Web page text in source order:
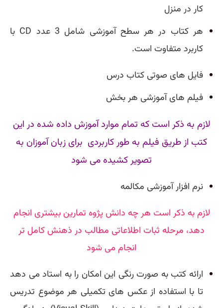
کار در منزل
هر کتاب در هر سطح آموزشی شامل 3 عدد CD با
کاربرد متفاوت است.
فایل های صوتی کتاب درس
فیلم های آموزشی هر بخش
لازم به ذکر است که تمام موارد آموزش داده شده در این
کتب از طریق فیلم به طور کاربردی برای زبان آموزان به
تصویر کشیده می شود
نرم افزار آموزشی مکالمه
لازم به ذکر است هر چه دانش پژوه تمارین بیشتری انجام
دهد، مرحله ثبات اطلاعاتی مطالب در ذهنش کامل تر
انجام می شود
ارائه کتب به صورت رنگی این امکان را به استاد می دهد
تا با استفاده از عکس های تکمیلی هر موضوع تدریس